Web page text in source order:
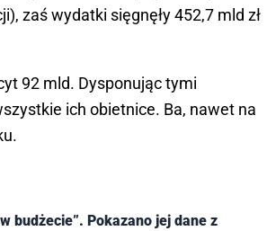
zaś wydatki sięgnęły 452,7 mld zł
92 mld. Dysponując tymi
ich obietnice. Ba, nawet na
budżecie”. Pokazano jej dane z